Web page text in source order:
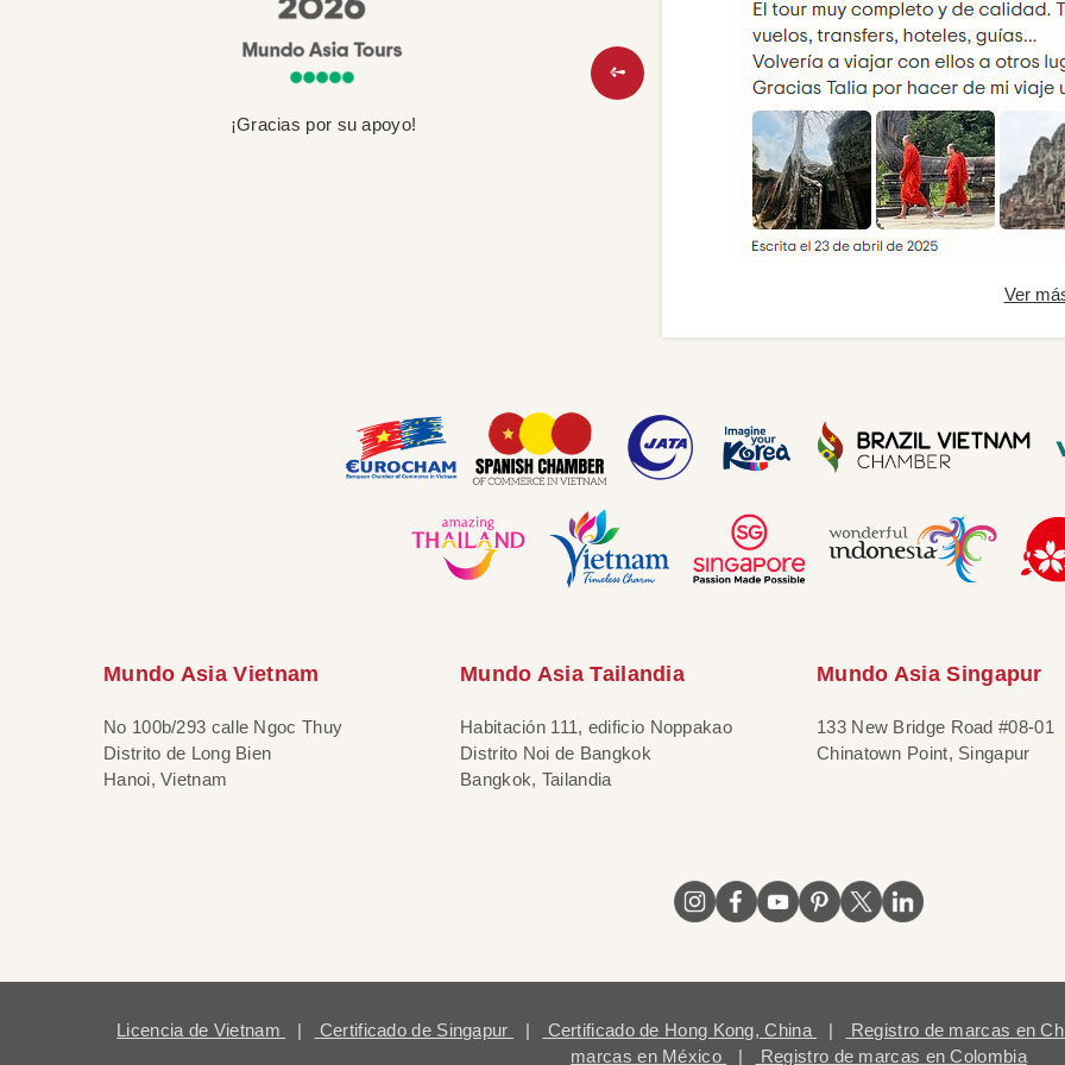
¡Gracias por su apoyo!
Ver
Mundo Asia Vietnam
No 100b/293 calle Ngoc Thuy
Distrito de Long Bien
Hanoi, Vietnam
Mundo Asia Tailandia
Habitación 111, edificio Noppakao
Distrito Noi de Bangkok
Bangkok, Tailandia
Mundo Asia Singapur
133 New Bridge Road #08-01
Chinatown Point, Singapur
Licencia de Vietnam | Certificado de Singapur | Certificado de Hong Kong, China |
Registro de marcas en
marcas en México
| Registro de marcas en Colombia